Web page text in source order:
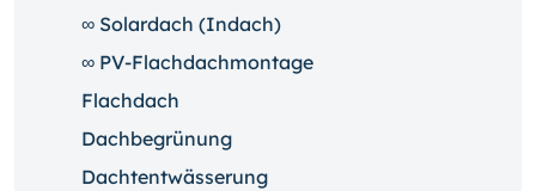
∞ Solardach (Indach)
∞ PV-Flachdachmontage
Flachdach
Dachbegrünung
Dachtentwässerung